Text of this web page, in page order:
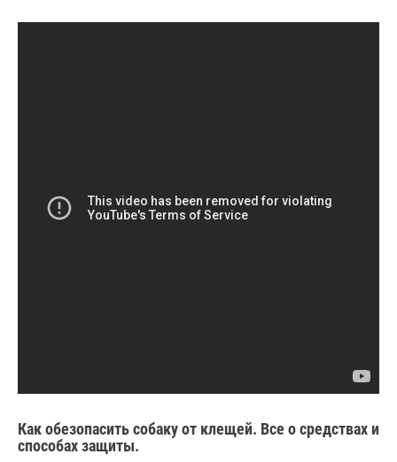
Как обезопасить собаку от клещей. Все о средствах и
способах защиты.